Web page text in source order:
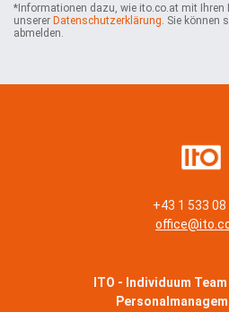
m
e
*Informationen dazu, wie ito.co.at mit Ihren
unserer Datenschutzerklärung . Sie können
abmelden.
+43 1 533 08
ITO - Individuum